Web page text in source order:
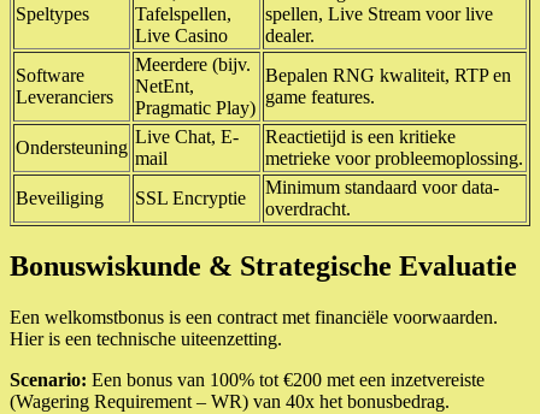
Speltypes
Tafelspellen,
Live Casino
spellen, Live Stream voor live
dealer.
Software
Leveranciers
Meerdere (bijv.
NetEnt,
Pragmatic Play)
Bepalen RNG kwaliteit, RTP en
game features.
Ondersteuning
Live Chat, E-
mail
Reactietijd is een kritieke
metrieke voor probleemoplossing.
Beveiliging
SSL Encryptie
Minimum standaard voor data-
overdracht.
Bonuswiskunde & Strategische Evaluatie
Een welkomstbonus is een contract met financiële voorwaarden.
Hier is een technische uiteenzetting.
Scenario: Een bonus van 100% tot €200 met een inzetvereiste
(Wagering Requirement – WR) van 40x het bonusbedrag.